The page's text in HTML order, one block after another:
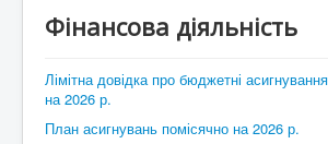
Документація
Конкурси та змагання
Фінансова діяльність
Лімітна довідка про бюджетні
на 2026 р.
План асигнувань помісячно на 2026 р.